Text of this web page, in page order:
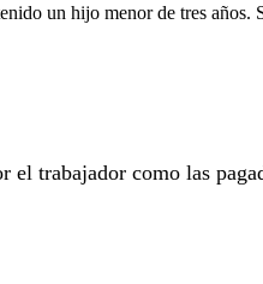
un hijo menor de tres años.
el trabajador como las